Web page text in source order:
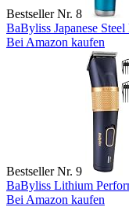
Bestseller Nr. 8
BaByliss Japanese Steel
Bei Amazon kaufen
Bestseller Nr. 9
BaByliss Lithium
Bei Amazon kaufen